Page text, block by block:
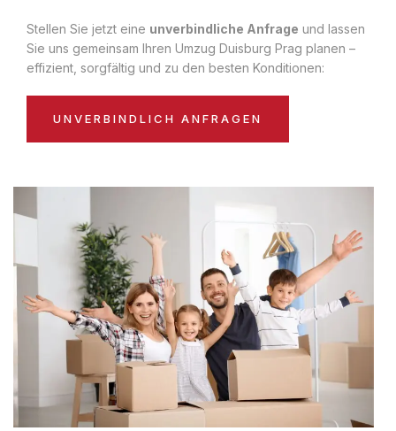
Stellen Sie jetzt eine unverbindliche Anfrage und lassen
Sie uns gemeinsam Ihren Umzug Duisburg Prag planen –
effizient, sorgfältig und zu den besten Konditionen:
UNVERBINDLICH ANFRAGEN